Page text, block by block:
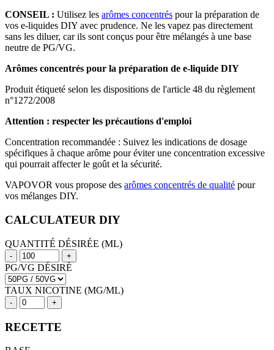
CONSEIL : Utilisez les arômes concentrés pour la préparation de
vos e-liquides DIY avec prudence. Ne les vapez pas directement
sans les diluer, car ils sont conçus pour être mélangés à une base
neutre de PG/VG.
Arômes concentrés pour la préparation de e-liquide DIY
Produit étiqueté selon les dispositions de l'article 48 du règlement
n°1272/2008
Attention : respecter les précautions d'emploi
Concentration recommandée : Suivez les indications de dosage
spécifiques à chaque arôme pour éviter une concentration excessive
qui pourrait affecter le goût et la sécurité.
VAPOVOR vous propose des arômes concentrés de qualité pour
vos mélanges DIY.
CALCULATEUR DIY
QUANTITÉ DÉSIRÉE (ML)
- +
PG/VG DÉSIRÉ
TAUX NICOTINE (MG/ML)
- +
RECETTE